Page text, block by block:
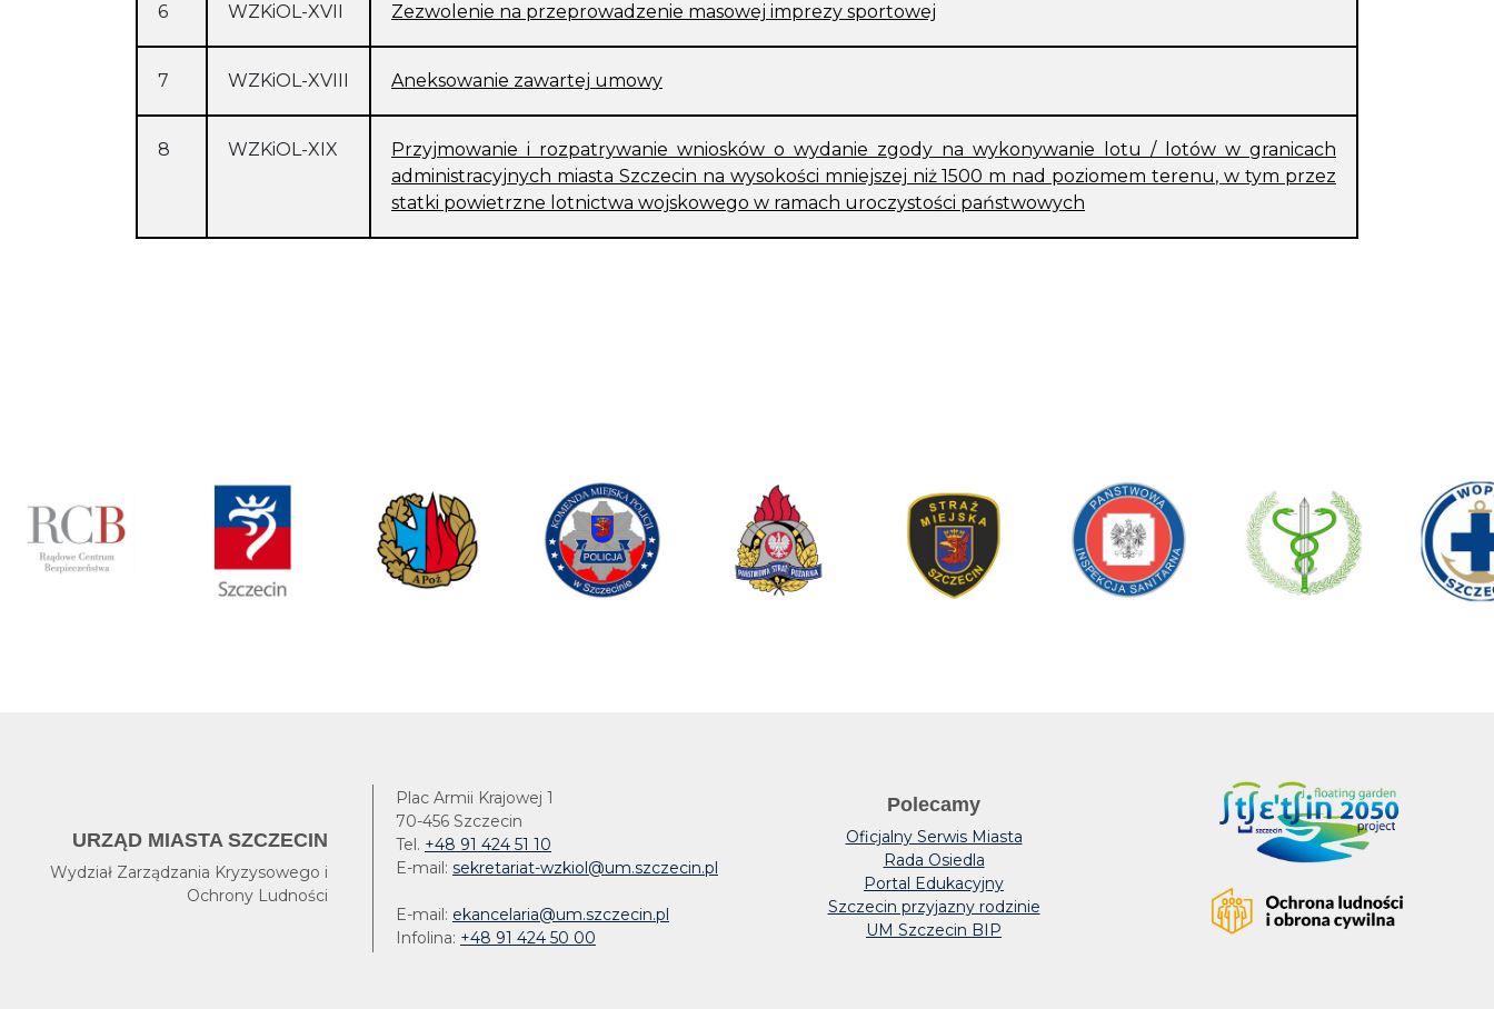
6 WZKiOL-XVII Zezwolenie na przeprowadzenie masowej imprezy sportowej
7 WZKiOL-XVIII Aneksowanie zawartej umowy
8 WZKiOL-XIX
Przyjmowanie i rozpatrywanie wniosków o wydanie zgody na wykonywanie lotu / lotów w granicach
administracyjnych miasta Szczecin na wysokości mniejszej niż 1500 m nad poziomem terenu, w tym przez
statki powietrzne lotnictwa wojskowego w ramach uroczystości państwowych
URZĄD MIASTA SZCZECIN
Wydział Zarządzania Kryzysowego i
Ochrony Ludności
Plac Armii Krajowej 1
70-456 Szczecin
Tel. +48 91 424 51 10
E-mail: sekretariat-wzkiol@um.szczecin.pl
E-mail: ekancelaria@um.szczecin.pl
Infolina: +48 91 424 50 00
Polecamy
Oficjalny Serwis Miasta
Rada Osiedla
Portal Edukacyjny
Szczecin przyjazny rodzinie
UM Szczecin BIP